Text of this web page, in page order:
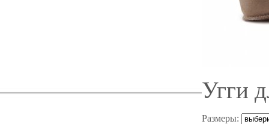
Угги
Размеры: